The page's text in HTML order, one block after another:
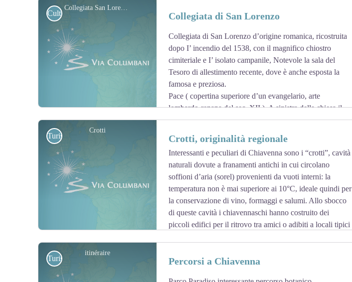
View picture in full screen
Collegiata San Lorenzo
View picture in full screen
Culturali Collegiata di San Lorenzo
Collegiata di San Lorenzo d’origine romanica, ricostruita
dopo I’ incendio del 1538, con il magnifico chiostro
cimiteriale e I’ isolato campanile, Notevole la sala del
Tesoro di allestimento recente, dove è anche esposta la
famosa e preziosa.
Pace ( copertina superiore d’un evangelario, arte
lombardo-renana del sec. XII ). A sinistra della chiesa il
battistero in cui è conservato il fonte battesimale romanico costituito da un monolito in pietra
oliare con rilievi (1156).
Crotti
Turistiche Crotti, originalità regionale
Interessanti e peculiari di Chiavenna sono i “crotti”, cavità
naturali dovute a franamenti antichi in cui circolano
soffioni d’aria (sorel) provenienti da vuoti interni: la
temperatura non è mai superiore ai 10°C, ideale quindi per
la conservazione di vino, formaggi e salumi. Allo sbocco
di queste cavità i chiavennaschi hanno costruito dei
piccoli edifici per il ritrovo tra amici o adibiti a locali tipici
piazza con platani secolari, Pratomagno, si trovano i erotti più caratteristici. La nota Sagra dei
Crotti è effettuata la seconda domenica di settembre.
itinéraire
Turistiche Percorsi a Chiavenna